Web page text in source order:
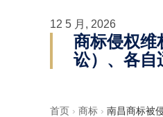
12 5 月, 2026
商标侵权维
讼）、各自
首页 › 商标 › 南昌商标被